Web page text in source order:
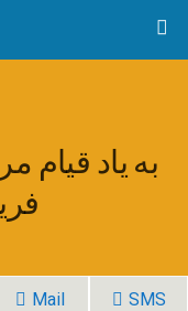
Mail SMS